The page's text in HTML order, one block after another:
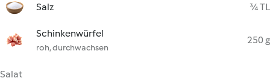
Salz ¾ TL
Schinkenwürfel
roh, durchwachsen
250 g
Salat